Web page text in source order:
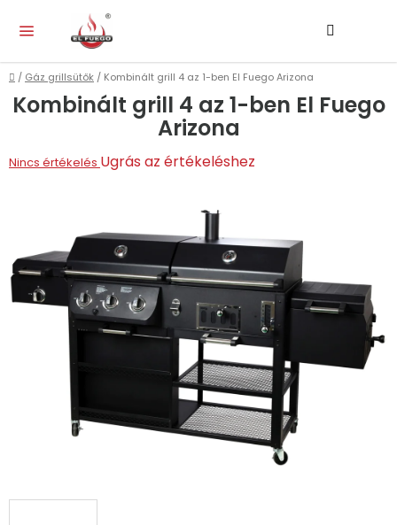
tartalomhoz
Kezdőlap
/ Gáz grillsütők / Kombinált grill 4 az 1-ben El Fuego Arizona
Kombinált grill 4 az 1-ben El Fuego
Arizona
A
értékelése
5-
ből
0,0
Nincs értékelés Ugrás az értékeléshez